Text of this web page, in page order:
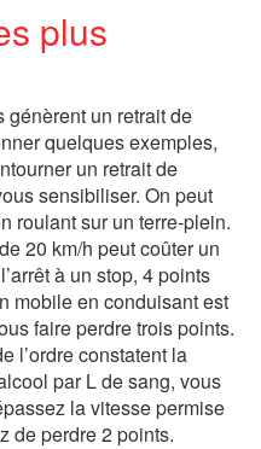
plus
génèrent un retrait de
quelques exemples,
un retrait de
sensibiliser. On peut
roulant sur un terre-plein.
20 km/h peut coûter un
à un stop, 4 points
mobile en conduisant est
faire perdre trois points.
l’ordre constatent la
par L de sang, vous
la vitesse permise
de perdre 2 points.